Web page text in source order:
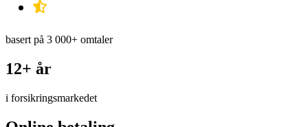
basert på 3 000+ omtaler
12+ år
i forsikringsmarkedet